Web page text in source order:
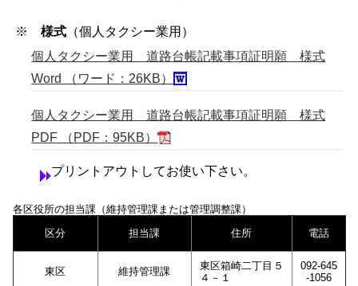
※ 様式（個人タクシー業用）
個人タクシー業用 道路台帳記載事項証明願 様式
Word （ワード：26KB）
個人タクシー業用 道路台帳記載事項証明願 様式
PDF （PDF：95KB）
プリントアウトしてお使い下さい。
各区役所の担当課（維持管理課または管理調整課）
区分
担当課 住所 電話
東区 維持管理課
東区箱崎二丁目５
４－１
092-645
-1056